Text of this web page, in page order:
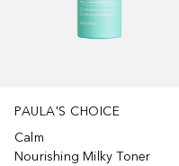
PAULA'S CHOICE
Calm
Nourishing Milky Toner